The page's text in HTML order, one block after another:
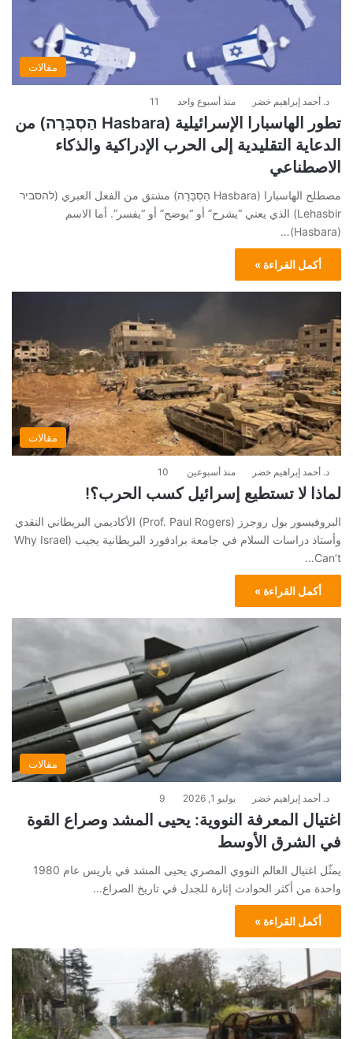
مقالات
د. أحمد إبراهيم خضر منذ أسبوع واحد 11
تطور الهاسبارا الإسرائيلية (Hasbara הַסְבָּרָה) من
الدعاية التقليدية إلى الحرب الإدراكية والذكاء
الاصطناعي
مصطلح الهاسبارا (Hasbara הַסְבָּרָה) مشتق من الفعل العبري (להסביר
Lehasbir) الذي يعني “يشرح” أو “يوضح” أو “يفسر”. أما الاسم
(Hasbara)…
أكمل القراءة »
مقالات
د. أحمد إبراهيم خضر منذ أسبوعين 10
لماذا لا تستطيع إسرائيل كسب الحرب؟!
البروفيسور بول روجرز (Prof. Paul Rogers) الأكاديمي البريطاني النقدي
وأستاذ دراسات السلام في جامعة برادفورد البريطانية يجيب (Why Israel
Can’t…
أكمل القراءة »
مقالات
د. أحمد إبراهيم خضر يوليو 1, 2026 9
اغتيال المعرفة النووية: يحيى المشد وصراع القوة
في الشرق الأوسط
يمثّل اغتيال العالم النووي المصري يحيى المشد في باريس عام 1980
واحدة من أكثر الحوادث إثارة للجدل في تاريخ الصراع…
أكمل القراءة »